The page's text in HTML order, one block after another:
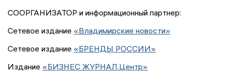
СООРГАНИЗАТОР и информационный партнер:
Сетевое издание «Владимирские новости»
Сетевое издание «БРЕНДЫ РОССИИ»
Издание «БИЗНЕС ЖУРНАЛ.Центр»